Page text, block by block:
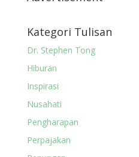
Kategori Tulisan
Dr. Stephen Tong
Hiburan
Inspirasi
Nusahati
Pengharapan
Perpajakan